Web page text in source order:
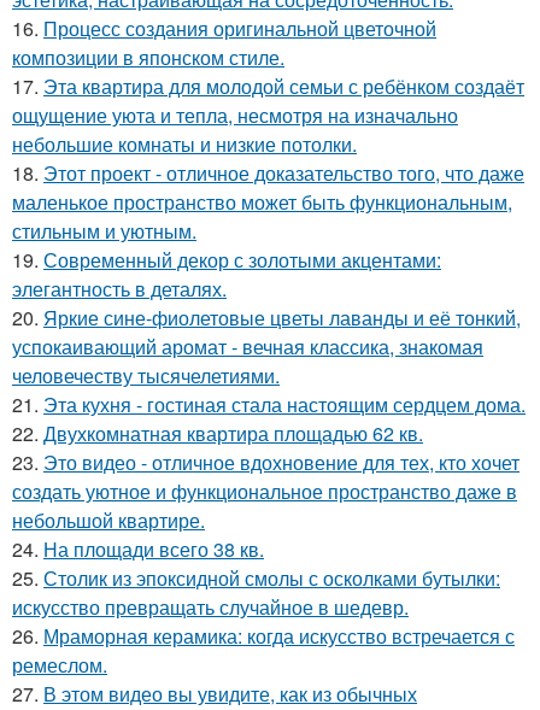
16. Процесс создания оригинальной цветочной
композиции в японском стиле.
17. Эта квартира для молодой семьи с ребёнком создаёт
ощущение уюта и тепла, несмотря на изначально
небольшие комнаты и низкие потолки.
18. Этот проект - отличное доказательство того, что даже
маленькое пространство может быть функциональным,
стильным и уютным.
19. Современный декор с золотыми акцентами:
элегантность в деталях.
20. Яркие сине-фиолетовые цветы лаванды и её тонкий,
успокаивающий аромат - вечная классика, знакомая
человечеству тысячелетиями.
21. Эта кухня - гостиная стала настоящим сердцем дома.
22. Двухкомнатная квартира площадью 62 кв.
23. Это видео - отличное вдохновение для тех, кто хочет
создать уютное и функциональное пространство даже в
небольшой квартире.
24. На площади всего 38 кв.
25. Столик из эпоксидной смолы с осколками бутылки:
искусство превращать случайное в шедевр.
26. Мраморная керамика: когда искусство встречается с
ремеслом.
27. В этом видео вы увидите, как из обычных